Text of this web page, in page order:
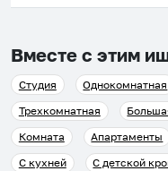
Вместе с этим
Студия Однокомнатная
Трехкомнатная
Комната
Апартаменты
С кухней
С детской